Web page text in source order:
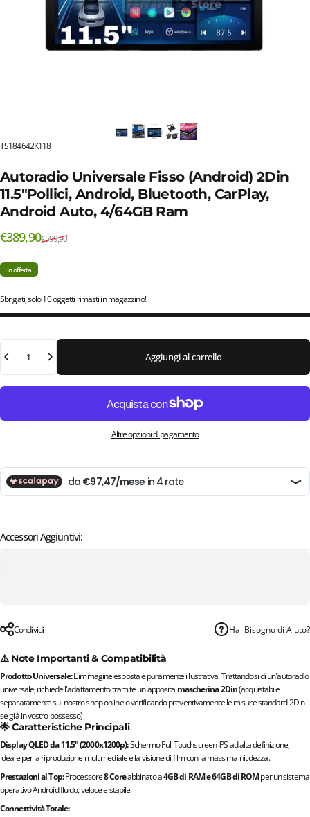
TS184642K118
Autoradio Universale Fisso (Android) 2Din
11.5"Pollici, Android, Bluetooth, CarPlay,
Android Auto, 4/64GB Ram
Prezzo scontato
€389,90
Prezzo di listino
€599,90
In offerta
Sbrigati, solo 10 oggetti rimasti in magazzino!
Quantità
Aggiungi al carrello
Altre opzioni di pagamento
Accessori Aggiuntivi:
Condividi Hai Bisogno di Aiuto?
⚠️ Note Importanti & Compatibilità
Prodotto Universale:L'immagine esposta è puramente illustrativa. Trattandosi di un'autoradio
universale, richiede l'adattamento tramite un'apposita mascherina 2Din(acquistabile
separatamente sul nostro shop online o verificando preventivamente le misure standard 2Din
se già in vostro possesso).
🌟 Caratteristiche Principali
Display QLED da 11.5" (2000x1200p):Schermo Full Touchscreen IPS ad alta definizione,
ideale per la riproduzione multimediale e la visione di film con la massima nitidezza.
Prestazioni al Top:Processore8 Coreabbinato a4GB di RAM e 64GB di ROMper un sistema
operativo Android fluido, veloce e stabile.
Connettività Totale: